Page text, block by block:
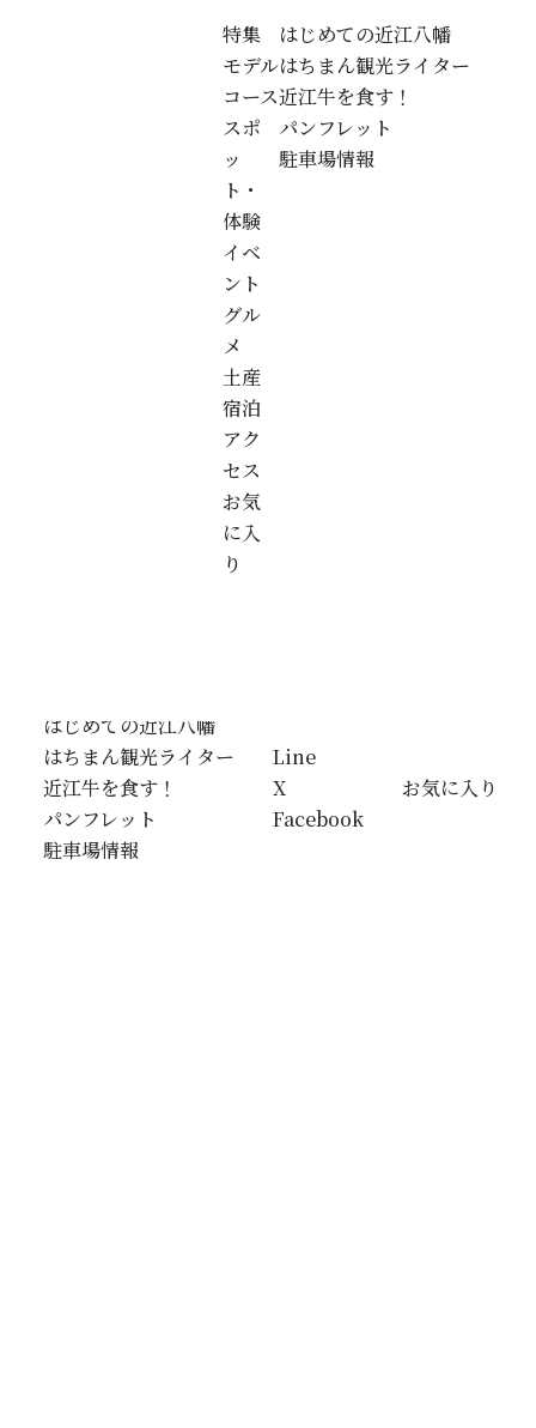
特集
モデル
コース
スポ
ッ
ト・
体験
イベ
ント
グル
メ
土産
宿泊
アク
セス
お気
に入
り
はじめての近江八幡
はちまん観光ライター
近江牛を食す！
パンフレット
駐車場情報
はじめての近江八幡
はちまん観光ライター
近江牛を食す！
パンフレット
駐車場情報
Line
X
Facebook
お気に入り